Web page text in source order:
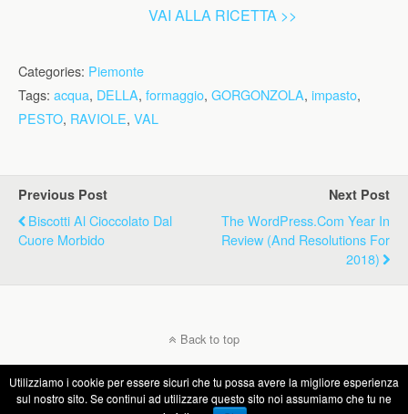
VAI ALLA RICETTA >>
Categories: Piemonte
Tags: acqua, DELLA, formaggio, GORGONZOLA, impasto,
PESTO, RAVIOLE, VAL
Previous Post
Biscotti Al Cioccolato Dal
Cuore Morbido
Next Post
The WordPress.com Year In
Review (and Resolutions For
2018)
Back to top
Mobile Desktop
Utilizziamo i cookie per essere sicuri che tu possa avere la migliore esperienza
sul nostro sito. Se continui ad utilizzare questo sito noi assumiamo che tu ne